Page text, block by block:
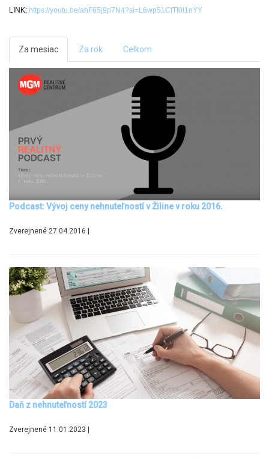
LINK: https://youtu.be/ahF65j9p7N4?si=L6wp51CfTI0l1nYY
Za mesiac Za rok Celkom
Podcast: Vývoj ceny nehnuteľností v Žiline v roku 2016.
Zverejnené 27.04.2016 |
Daň z nehnuteľností 2023
Zverejnené 11.01.2023 |